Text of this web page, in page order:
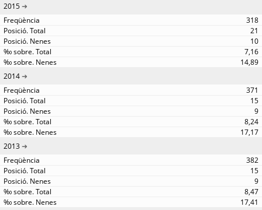
2015
318
21
10
7,16
14,89
2014
371
15
9
8,24
17,17
2013
382
15
9
8,47
17,41